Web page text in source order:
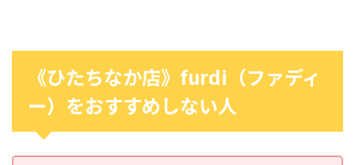
《ひたちなか店》furdi（ファディ
ー）をおすすめしない人